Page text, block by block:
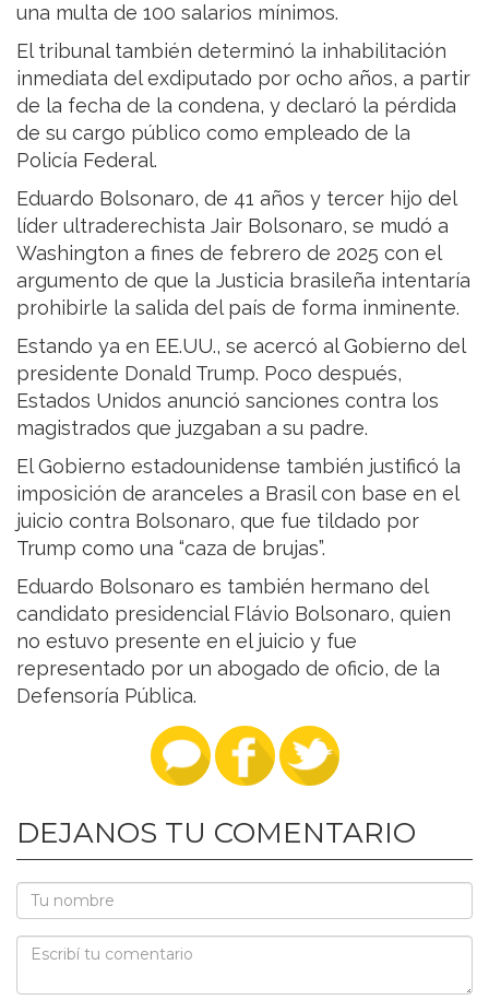
una multa de 100 salarios mínimos.
El tribunal también determinó la inhabilitación
inmediata del exdiputado por ocho años, a partir
de la fecha de la condena, y declaró la pérdida
de su cargo público como empleado de la
Policía Federal.
Eduardo Bolsonaro, de 41 años y tercer hijo del
líder ultraderechista Jair Bolsonaro, se mudó a
Washington a fines de febrero de 2025 con el
argumento de que la Justicia brasileña intentaría
prohibirle la salida del país de forma inminente.
Estando ya en EE.UU., se acercó al Gobierno del
presidente Donald Trump. Poco después,
Estados Unidos anunció sanciones contra los
magistrados que juzgaban a su padre.
El Gobierno estadounidense también justificó la
imposición de aranceles a Brasil con base en el
juicio contra Bolsonaro, que fue tildado por
Trump como una “caza de brujas”.
Eduardo Bolsonaro es también hermano del
candidato presidencial Flávio Bolsonaro, quien
no estuvo presente en el juicio y fue
representado por un abogado de oficio, de la
Defensoría Pública.
DEJANOS TU COMENTARIO